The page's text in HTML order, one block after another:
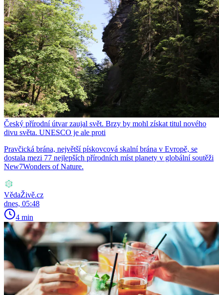
Český přírodní útvar zaujal svět. Brzy by mohl získat titul nového
divu světa. UNESCO je ale proti
Pravčická brána, největší pískovcová skalní brána v Evropě, se
dostala mezi 77 nejlepších přírodních míst planety v globální soutěži
New7Wonders of Nature.
VědaŽivě.cz
dnes, 05:48
4 min